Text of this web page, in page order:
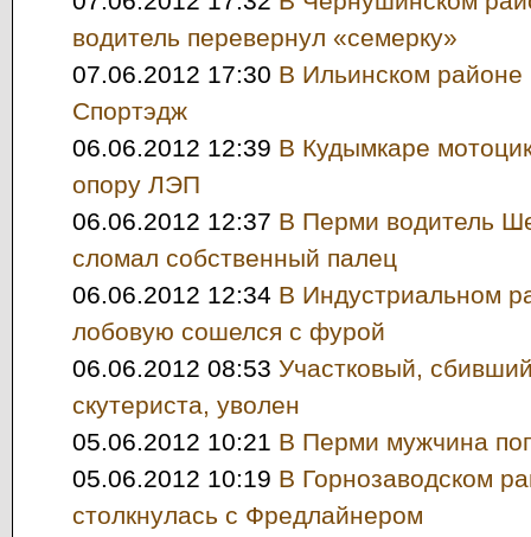
водитель перевернул «семерку»
07.06.2012 17:30 В Ильинском районе
Спортэдж
06.06.2012 12:39 В Кудымкаре
опору ЛЭП
06.06.2012 12:37 В Перми водитель
сломал собственный палец
06.06.2012 12:34 В Индустриальном
лобовую сошелся с фурой
06.06.2012 08:53 Участковый,
скутериста, уволен
05.06.2012 10:21 В Перми мужчина
05.06.2012 10:19 В Горнозаводском
столкнулась с Фредлайнером